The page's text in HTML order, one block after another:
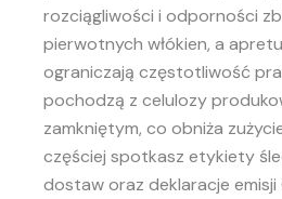
rozciągliwości i odporności
pierwotnych włókien, a
ograniczają częstotliwość
pochodzą z celulozy
zamkniętym, co obniża
częściej spotkasz etykiety
dostaw oraz deklaracje emisji